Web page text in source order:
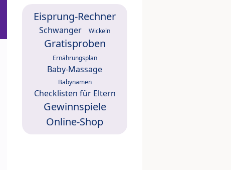
Eisprung-Rechner
Schwanger Wickeln
Gratisproben
Ernährungsplan
Baby-Massage
Babynamen
Checklisten für Eltern
Gewinnspiele
Online-Shop